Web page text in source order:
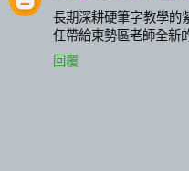
長期深耕硬筆字教學的
任帶給東勢區老師全新
回覆